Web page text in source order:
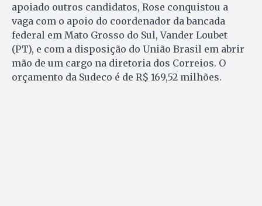
apoiado outros candidatos, Rose conquistou a
vaga com o apoio do coordenador da bancada
federal em Mato Grosso do Sul, Vander Loubet
(PT), e com a disposição do União Brasil em abrir
mão de um cargo na diretoria dos Correios. O
orçamento da Sudeco é de R$ 169,52 milhões.